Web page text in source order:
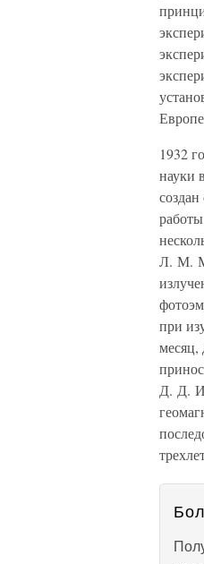
1932
науки
Л. М.
при
месяц,
Д. Д.